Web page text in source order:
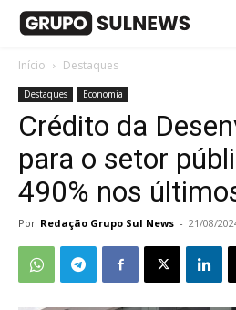
Início Destaques
Destaques Economia
Crédito da
para o setor
490% nos
Por Redação Grupo Sul News - 21/08/